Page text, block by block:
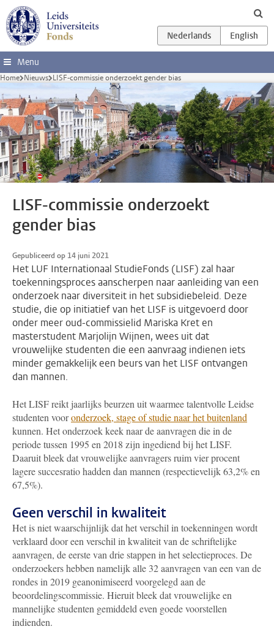
Ga direct naar de inhoud
Menu
Home Nieuws LISF-commissie onderzoekt gender bias
LISF-commissie onderzoekt
gender bias
Gepubliceerd op 14 juni 2021
Het LUF Internationaal StudieFonds (LISF) zal haar
toekenningsproces aanscherpen naar aanleiding van een
onderzoek naar diversiteit in het subsidiebeleid. Deze
studie, die op initiatief van het LISF is uitgevoerd door
onder meer oud-commissielid Mariska Kret en
masterstudent Marjolijn Wijnen, wees uit dat
vrouwelijke studenten die een aanvraag indienen iets
minder gemakkelijk een beurs van het LISF ontvangen
dan mannen.
Het LISF reikt jaarlijks beurzen uit waarmee talentvolle Leidse
studenten vooronderzoek, stage of studie naar het buitenland
kunnen. Het onderzoek keek naar de aanvragen die in de
periode tussen 1995 en 2018 zijn ingediend bij het LISF.
Daaruit bleek dat vrouwelijke aanvragers ruim vier procent
lagere succesratio hadden dan mannen (respectievelijk 63,2% en
67,5%).
Geen verschil in kwaliteit
Het is niet waarschijnlijk dat het verschil in toekenningen wordt
verklaard door een verschil in kwaliteit van de schriftelijke
aanvragen, de eerste van drie stappen in het selectieproces. De
onderzoekers hebben namelijk alle 32 aanvragen van een van de
rondes in 2019 geanonimiseerd voorgelegd aan de
beoordelingscommissie. Hieruit bleek dat vrouwelijke en
mannelijke studenten gemiddeld even goede voorstellen
indienden.